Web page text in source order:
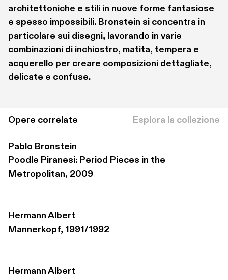
architettoniche e stili in nuove forme fantasiose
e spesso impossibili. Bronstein si concentra in
particolare sui disegni, lavorando in varie
combinazioni di inchiostro, matita, tempera e
acquerello per creare composizioni dettagliate,
delicate e confuse.
Opere correlate Esplora la collezione
Pablo Bronstein
Poodle Piranesi: Period Pieces in the
Metropolitan, 2009
Hermann Albert
Mannerkopf, 1991/1992
Hermann Albert